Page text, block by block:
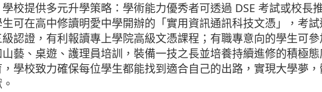
校提供多元升學策略：學術能力優秀者可透過 DSE 考試或校長
可在高中修讀明愛中學開辦的「實用資訊通訊科技文憑」，考
認證，有利報讀專上學院高級文憑課程；有職專意向的學生可參
山藝、桌遊、護理員培訓，裝備一技之長並培養持續進修的積極態
學校致力確保每位學生都能找到適合自己的出路，實現大學夢